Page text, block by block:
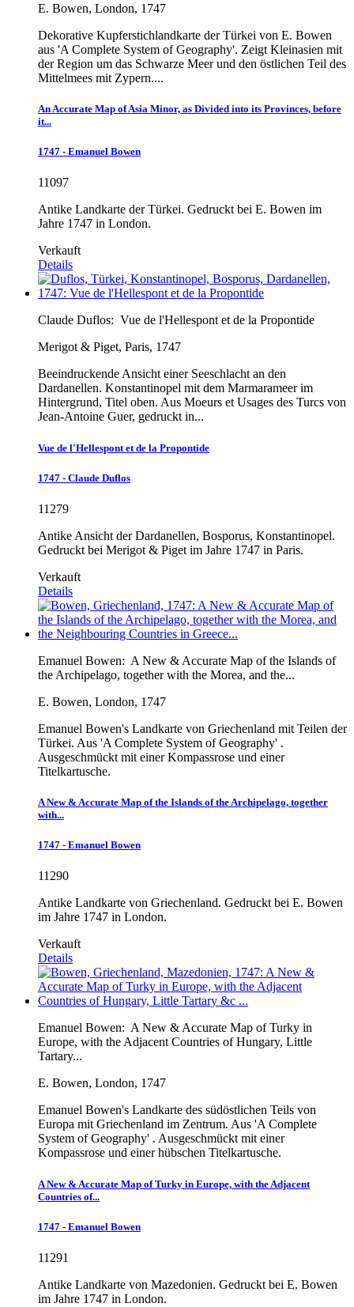
E. Bowen, London, 1747
Dekorative Kupferstichlandkarte der Türkei von E. Bowen
aus 'A Complete System of Geography'. Zeigt Kleinasien mit
der Region um das Schwarze Meer und den östlichen Teil des
Mittelmees mit Zypern....
An Accurate Map of Asia Minor, as Divided into its Provinces, before
it...
1747 - Emanuel Bowen
11097
Antike Landkarte der Türkei. Gedruckt bei E. Bowen im
Jahre 1747 in London.
Verkauft
Details
Claude Duflos: Vue de l'Hellespont et de la Propontide
Merigot & Piget, Paris, 1747
Beeindruckende Ansicht einer Seeschlacht an den
Dardanellen. Konstantinopel mit dem Marmarameer im
Hintergrund, Titel oben. Aus Moeurs et Usages des Turcs von
Jean-Antoine Guer, gedruckt in...
Vue de l'Hellespont et de la Propontide
1747 - Claude Duflos
11279
Antike Ansicht der Dardanellen, Bosporus, Konstantinopel.
Gedruckt bei Merigot & Piget im Jahre 1747 in Paris.
Verkauft
Details
Emanuel Bowen: A New & Accurate Map of the Islands of
the Archipelago, together with the Morea, and the...
E. Bowen, London, 1747
Emanuel Bowen's Landkarte von Griechenland mit Teilen der
Türkei. Aus 'A Complete System of Geography' .
Ausgeschmückt mit einer Kompassrose und einer
Titelkartusche.
A New & Accurate Map of the Islands of the Archipelago, together
with...
1747 - Emanuel Bowen
11290
Antike Landkarte von Griechenland. Gedruckt bei E. Bowen
im Jahre 1747 in London.
Verkauft
Details
Emanuel Bowen: A New & Accurate Map of Turky in
Europe, with the Adjacent Countries of Hungary, Little
Tartary...
E. Bowen, London, 1747
Emanuel Bowen's Landkarte des südöstlichen Teils von
Europa mit Griechenland im Zentrum. Aus 'A Complete
System of Geography' . Ausgeschmückt mit einer
Kompassrose und einer hübschen Titelkartusche.
A New & Accurate Map of Turky in Europe, with the Adjacent
Countries of...
1747 - Emanuel Bowen
11291
Antike Landkarte von Mazedonien. Gedruckt bei E. Bowen
im Jahre 1747 in London.